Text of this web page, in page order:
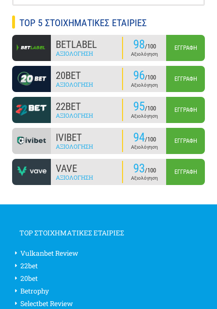
TOP 5 ΣΤΟΙΧΗΜΑΤΙΚΕΣ ΕΤΑΙΡΙΕΣ
BETLABEL
ΑΞΙΟΛΌΓΗΣΗ
98/100
Αξιολόγηση
ΕΓΓΡΑΦΉ
20BET
ΑΞΙΟΛΌΓΗΣΗ
96/100
Αξιολόγηση
ΕΓΓΡΑΦΉ
22BET
ΑΞΙΟΛΌΓΗΣΗ
95/100
Αξιολόγηση
ΕΓΓΡΑΦΉ
IVIBET
ΑΞΙΟΛΌΓΗΣΗ
94/100
Αξιολόγηση
ΕΓΓΡΑΦΉ
VAVE
ΑΞΙΟΛΌΓΗΣΗ
93/100
Αξιολόγηση
ΕΓΓΡΑΦΉ
TOP ΣΤΟΙΧΗΜΑΤΙΚΕΣ ΕΤΑΙΡΙΕΣ
Vulkanbet Review
22bet
20bet
Betrophy
Selectbet Review